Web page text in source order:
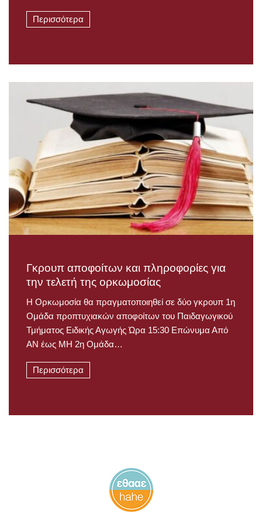
Περισσότερα
Γκρουπ αποφοίτων και πληροφορίες για
την τελετή της ορκωμοσίας
Η Ορκωμοσία θα πραγματοποιηθεί σε δύο γκρουπ 1η
Ομάδα προπτυχιακών αποφοίτων του Παιδαγωγικού
Τμήματος Ειδικής Αγωγής Ώρα 15:30 Επώνυμα Από
ΑΝ έως ΜΗ 2η Ομάδα…
Περισσότερα